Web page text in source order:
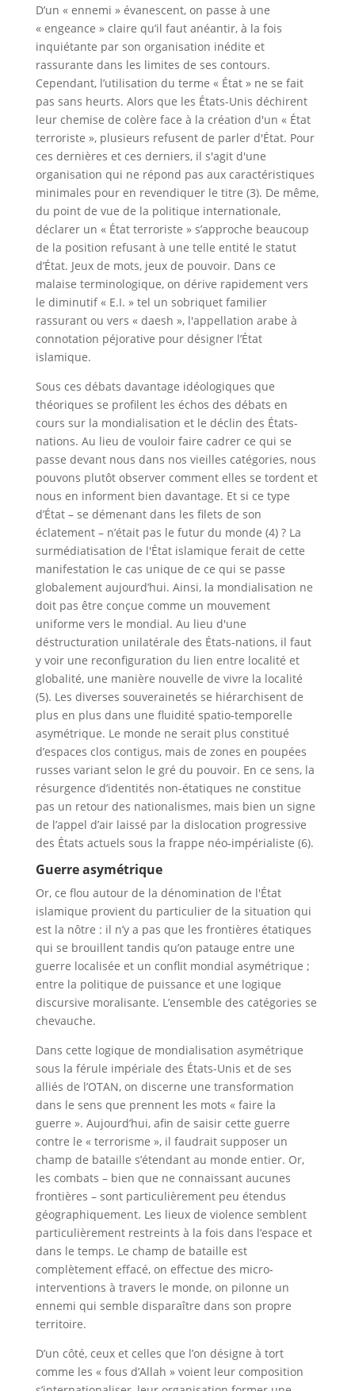
D’un « ennemi » évanescent, on passe à une
« engeance » claire qu’il faut anéantir, à la fois
inquiétante par son organisation inédite et
rassurante dans les limites de ses contours.
Cependant, l’utilisation du terme « État » ne se fait
pas sans heurts. Alors que les États-Unis déchirent
leur chemise de colère face à la création d'un « État
terroriste », plusieurs refusent de parler d'État. Pour
ces dernières et ces derniers, il s'agit d'une
organisation qui ne répond pas aux caractéristiques
minimales pour en revendiquer le titre (3). De même,
du point de vue de la politique internationale,
déclarer un « État terroriste » s’approche beaucoup
de la position refusant à une telle entité le statut
d’État. Jeux de mots, jeux de pouvoir. Dans ce
malaise terminologique, on dérive rapidement vers
le diminutif « E.I. » tel un sobriquet familier
rassurant ou vers « daesh », l'appellation arabe à
connotation péjorative pour désigner l’État
islamique.
Sous ces débats davantage idéologiques que
théoriques se profilent les échos des débats en
cours sur la mondialisation et le déclin des États-
nations. Au lieu de vouloir faire cadrer ce qui se
passe devant nous dans nos vieilles catégories, nous
pouvons plutôt observer comment elles se tordent et
nous en informent bien davantage. Et si ce type
d’État – se démenant dans les filets de son
éclatement – n’était pas le futur du monde (4) ? La
surmédiatisation de l'État islamique ferait de cette
manifestation le cas unique de ce qui se passe
globalement aujourd’hui. Ainsi, la mondialisation ne
doit pas être conçue comme un mouvement
uniforme vers le mondial. Au lieu d'une
déstructuration unilatérale des États-nations, il faut
y voir une reconfiguration du lien entre localité et
globalité, une manière nouvelle de vivre la localité
(5). Les diverses souverainetés se hiérarchisent de
plus en plus dans une fluidité spatio-temporelle
asymétrique. Le monde ne serait plus constitué
d’espaces clos contigus, mais de zones en poupées
russes variant selon le gré du pouvoir. En ce sens, la
résurgence d’identités non-étatiques ne constitue
pas un retour des nationalismes, mais bien un signe
de l’appel d’air laissé par la dislocation progressive
des États actuels sous la frappe néo-impérialiste (6).
Guerre asymétrique
Or, ce flou autour de la dénomination de l'État
islamique provient du particulier de la situation qui
est la nôtre : il n’y a pas que les frontières étatiques
qui se brouillent tandis qu’on patauge entre une
guerre localisée et un conflit mondial asymétrique ;
entre la politique de puissance et une logique
discursive moralisante. L’ensemble des catégories se
chevauche.
Dans cette logique de mondialisation asymétrique
sous la férule impériale des États-Unis et de ses
alliés de l’OTAN, on discerne une transformation
dans le sens que prennent les mots « faire la
guerre ». Aujourd’hui, afin de saisir cette guerre
contre le « terrorisme », il faudrait supposer un
champ de bataille s’étendant au monde entier. Or,
les combats – bien que ne connaissant aucunes
frontières – sont particulièrement peu étendus
géographiquement. Les lieux de violence semblent
particulièrement restreints à la fois dans l’espace et
dans le temps. Le champ de bataille est
complètement effacé, on effectue des micro-
interventions à travers le monde, on pilonne un
ennemi qui semble disparaître dans son propre
territoire.
D’un côté, ceux et celles que l’on désigne à tort
comme les « fous d’Allah » voient leur composition